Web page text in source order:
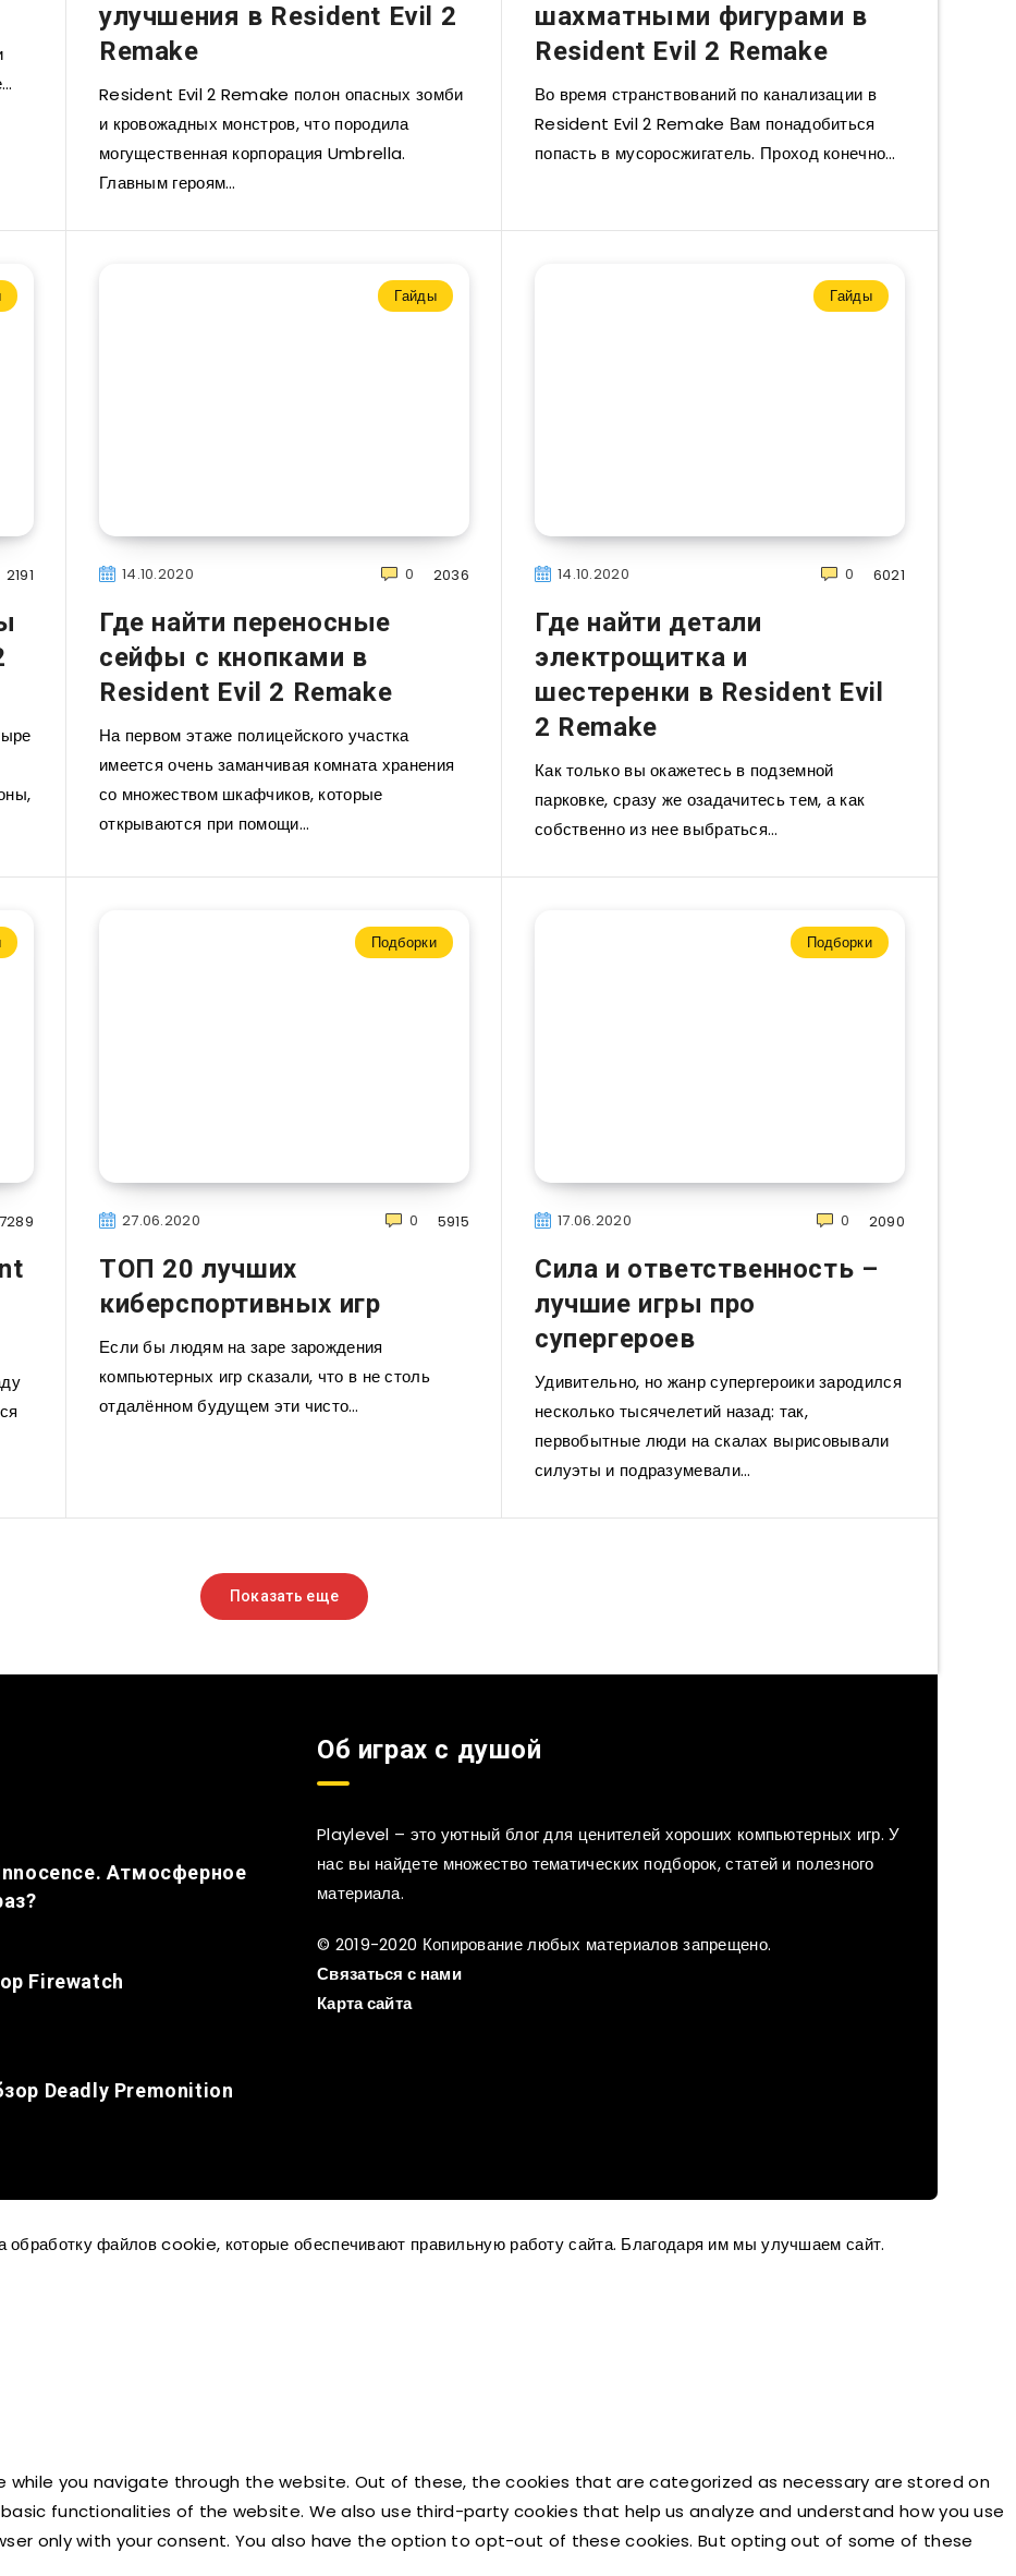
улучшения в Resident Evil 2
Remake
Resident Evil 2 Remake полон опасных зомби
и кровожадных монстров, что породила
могущественная корпорация Umbrella.
Главным героям…
шахматными фигурами в
Resident Evil 2 Remake
Во время странствований по канализации в
Resident Evil 2 Remake Вам понадобиться
попасть в мусоросжигатель. Проход конечно…
2191
Гайды
14.10.2020 2036
0
Где найти переносные
сейфы с кнопками в
Resident Evil 2 Remake
На первом этаже полицейского участка
имеется очень заманчивая комната хранения
со множеством шкафчиков, которые
открываются при помощи…
Гайды
14.10.2020 6021
0
Где найти детали
электрощитка и
шестеренки в Resident Evil
2 Remake
Как только вы окажетесь в подземной
парковке, сразу же озадачитесь тем, а как
собственно из нее выбраться…
7289
Подборки
27.06.2020 5915
0
ТОП 20 лучших
киберспортивных игр
Если бы людям на заре зарождения
компьютерных игр сказали, что в не столь
отдалённом будущем эти чисто…
Подборки
17.06.2020 2090
0
Сила и ответственность –
лучшие игры про
супергероев
Удивительно, но жанр супергероики зародился
несколько тысячелетий назад: так,
первобытные люди на скалах вырисовывали
силуэты и подразумевали…
Показать еще
Атмосферное
Firewatch
Deadly Premonition
Об играх с душой
Playlevel – это уютный блог для ценителей хороших компьютерных игр. У
нас вы найдете множество тематических подборок, статей и полезного
материала.
© 2019-2020 Копирование любых материалов запрещено.
Связаться с нами
Карта сайта
обработку файлов cookie, которые обеспечивают правильную работу сайта. Благодаря им мы улучшаем сайт.
while you navigate through the website. Out of these, the cookies that are categorized as necessary are stored on
functionalities of the website. We also use third-party cookies that help us analyze and understand how you use
only with your consent. You also have the option to opt-out of these cookies. But opting out of some of these